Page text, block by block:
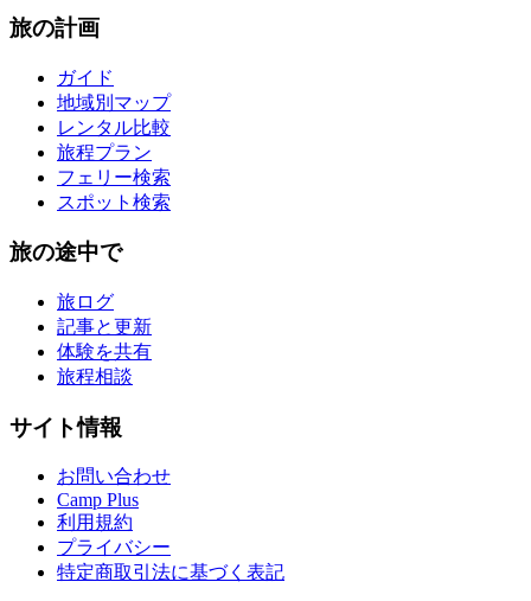
旅の計画
ガイド
地域別マップ
レンタル比較
旅程プラン
フェリー検索
スポット検索
旅の途中で
旅ログ
記事と更新
体験を共有
旅程相談
サイト情報
お問い合わせ
Camp Plus
利用規約
プライバシー
特定商取引法に基づく表記